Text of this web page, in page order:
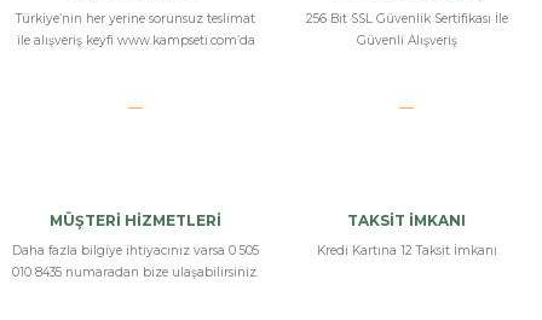
Türkiye’nin her yerine sorunsuz teslimat
ile alışveriş keyfi www.kampseti.com’da
256 Bit SSL Güvenlik Sertifikası İle
Güvenli Alışveriş
MÜŞTERİ HİZMETLERİ
Daha fazla bilgiye ihtiyacınız varsa 0 505
010 8435 numaradan bize ulaşabilirsiniz.
TAKSİT İMKANI
Kredi Kartına 12 Taksit İmkanı